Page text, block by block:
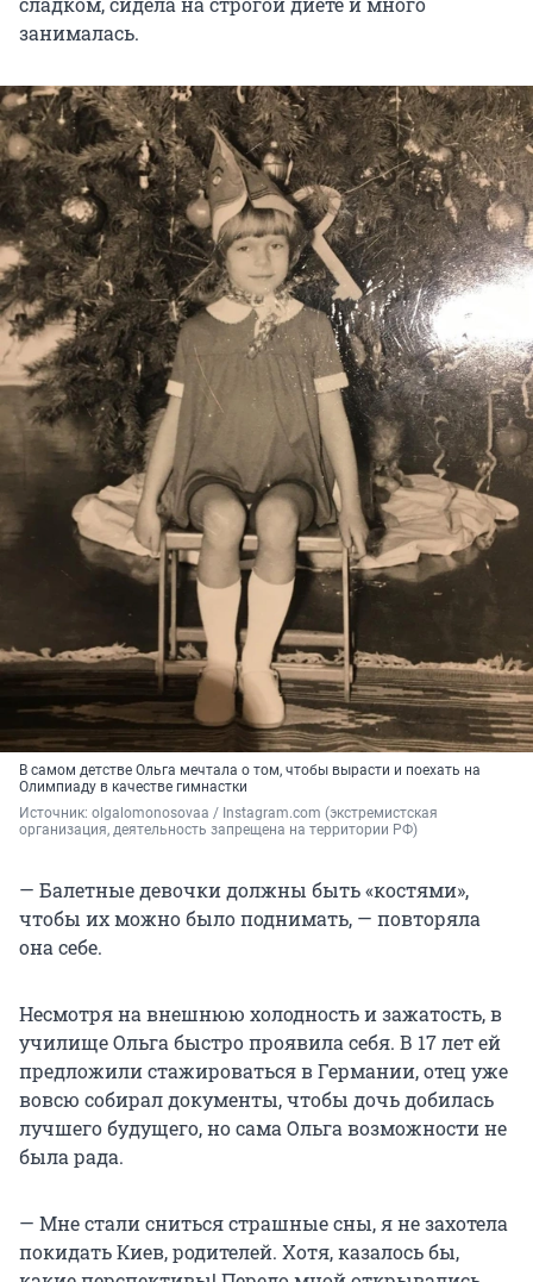
занималась.
В самом детстве Ольга мечтала о том, чтобы вырасти и поехать на
Олимпиаду в качестве гимнастки
Источник: olgalomonosovaa / Instagram.com (экстремистская
организация, деятельность запрещена на территории РФ)
— Балетные девочки должны быть «костями»,
чтобы их можно было поднимать, — повторяла
она себе.
Несмотря на внешнюю холодность и зажатость, в
училище Ольга быстро проявила себя. В 17 летей
предложили стажироваться в Германии, отец уже
вовсю собирал документы, чтобы дочь добилась
лучшего будущего, но сама Ольга возможности не
была рада.
— Мне стали сниться страшные сны, я не захотела
покидать Киев, родителей. Хотя, казалось бы,